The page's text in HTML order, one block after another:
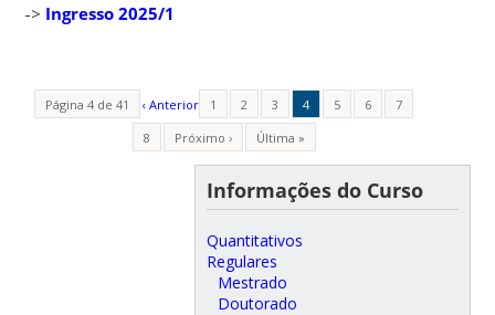
-> Ingresso 2025/1
Página 4 de 41 ‹ Anterior 1 2 3 4 5 6
7
8
Próximo › Última »
Informações do Curso
Quantitativos
Regulares
Mestrado
Doutorado